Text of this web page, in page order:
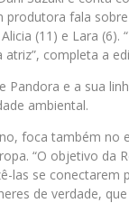
produtora fala
(11) e Lara
completa a
e a sua
ambiental.
foca também no
“O objetivo da
las se conectarem
de verdade,